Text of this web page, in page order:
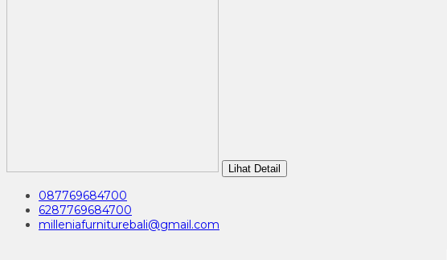
Lihat Detail
087769684700
6287769684700
milleniafurniturebali@gmail.com